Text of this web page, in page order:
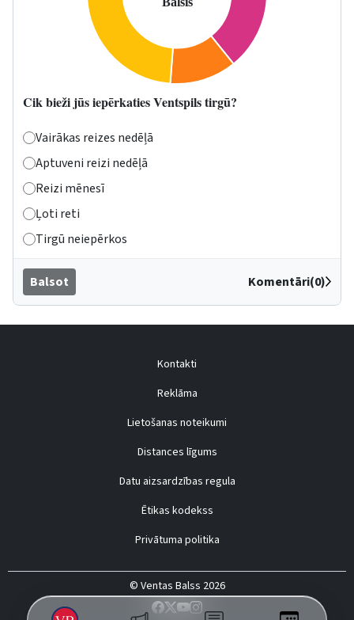
Cik bieži jūs iepērkaties Ventspils tirgū?
Vairākas reizes nedēļā
Aptuveni reizi nedēļā
Reizi mēnesī
Ļoti reti
Tirgū neiepērkos
Balsot Komentāri(0)
Kontakti
Reklāma
Lietošanas noteikumi
Distances līgums
Datu aizsardzības regula
Ētikas kodekss
Privātuma politika
© Ventas Balss 2026